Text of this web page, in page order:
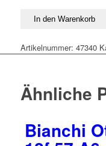
BrakeIn den Warenkorb
Artikelnummer: 47340
Ähnliche
Bianchi